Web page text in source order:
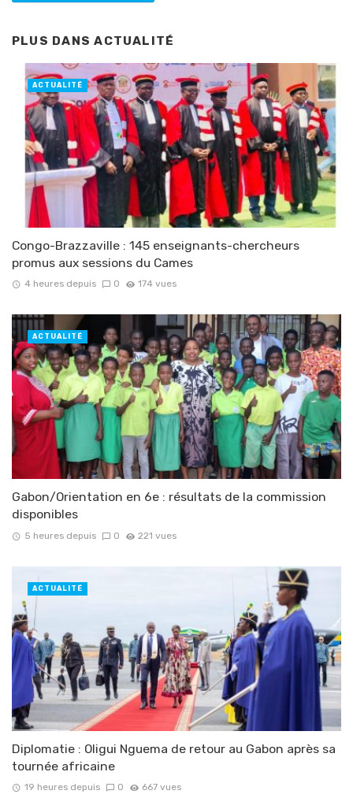
PLUS DANSACTUALITÉ
Congo-Brazzaville : 145 enseignants-chercheurs
promus aux sessions du Cames
4 heures depuis 0 174 vues
ACTUALITÉ
Gabon/Orientation en 6e : résultats de la commission
disponibles
5 heures depuis 0 221 vues
ACTUALITÉ
Diplomatie : Oligui Nguema de retour au Gabon après sa
tournée africaine
19 heures depuis 0 667 vues
ACTUALITÉ